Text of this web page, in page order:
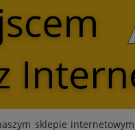
sklepie